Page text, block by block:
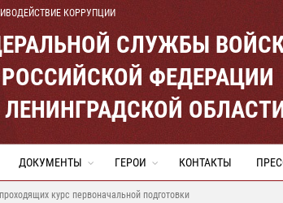
КОРРУПЦИИ
СЛУЖБЫ
ФЕДЕРАЦИИ
ЛЕНИНГРАДСКОЙ
ДОКУМЕНТЫ ГЕРОИ КОНТАКТЫ
курс первоначальной подготовки